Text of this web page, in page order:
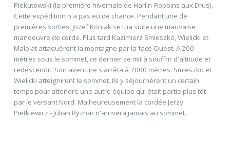
Piekutowski (la première hivernale de Harlin-Robbins aux Drus).
Cette expédition n'a pas eu de chance. Pendant une de
premières sorties, Jozef Koniak se tua suite une mauvaise
manoeuvre de corde. Plus tard Kazimierz Smieszko, Wielicki et
Malolat attaquèrent la montagne par la face Ouest. A 200
mètres sous le sommet, ce dernier se mit à souffrir d'altitude et
redescendit. Son aventure s'arrêta à 7000 mètres. Smieszko et
Wielicki atteignirent le sommet. Ils y séjournèrent un certain
temps pour attendre une autre équipe qui était partie plus tôt
par le versant Nord. Malheureusement la cordée Jerzy
Pietkiewicz - Julian Ryznar n'arrivera jamais au sommet.